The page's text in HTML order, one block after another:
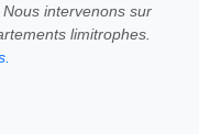
intervenons sur
limitrophes.